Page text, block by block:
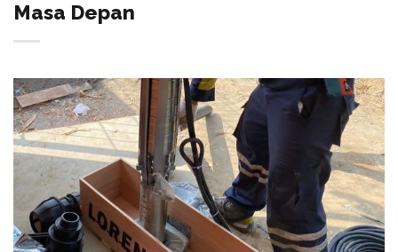
Masa Depan